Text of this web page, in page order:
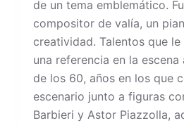
de un tema emblemático.
compositor de valía, un
creatividad. Talentos que
una referencia en la
de los 60, años en los que
escenario junto a figuras
Barbieri y Astor Piazzolla,